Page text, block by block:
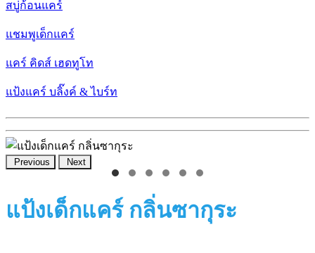
สบู่ก้อนแคร์
แชมพูเด็กแคร์
แคร์ คิดส์ เฮดทูโท
แป้งแคร์ บลิ๊งค์ & ไบร์ท
Previous Next
แป้งเด็กแคร์ กลิ่นซากุระ